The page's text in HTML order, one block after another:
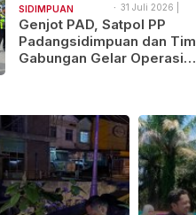
SIDIMPUAN
NAJEGES
31 Juli 2026 |
15:43
Genjot PAD, Satpol PP
Padangsidimpuan dan Tim
Gabungan Gelar Operasi